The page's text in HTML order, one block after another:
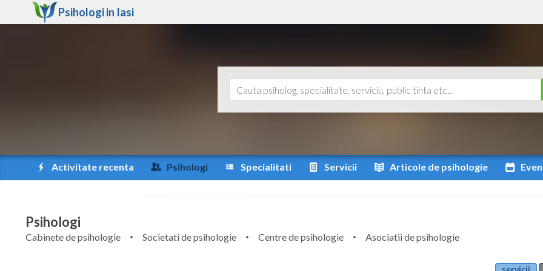
Psihologi in Iasi
Activitate recenta Psihologi Specialitati Servicii Articole de psihologie
Psihologi
Cabinete de psihologie Societati de psihologie Centre de psihologie
Asociatii de psihologie
servicii